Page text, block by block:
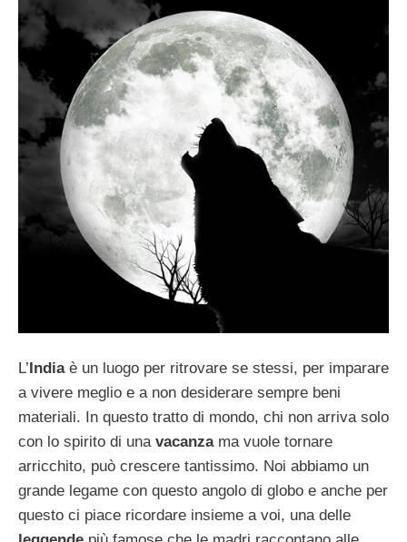
L’ Indiaè un luogo per ritrovare se stessi, per imparare
a vivere meglio e a non desiderare sempre beni
materiali. In questo tratto di mondo, chi non arriva solo
con lo spirito di una vacanzama vuole tornare
arricchito, può crescere tantissimo. Noi abbiamo un
grande legame con questo angolo di globo e anche per
questo ci piace ricordare insieme a voi, una delle